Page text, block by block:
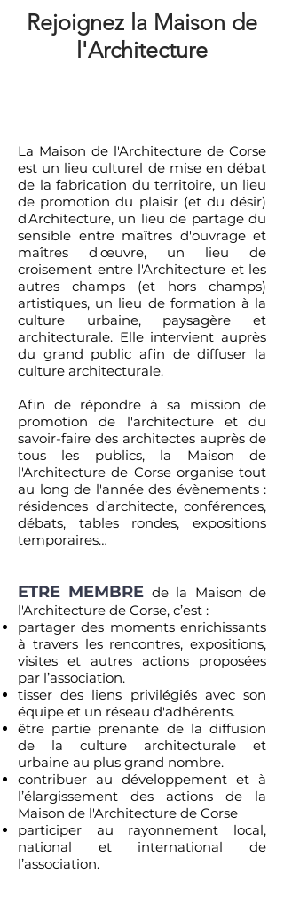
Rejoignez la Maison de
l'Architecture
La Maison de l'Architecture de Corse
est un lieu culturel de mise en débat
de la fabrication du territoire, un lieu
de promotion du plaisir (et du désir)
d'Architecture, un lieu de partage du
sensible entre maîtres d'ouvrage et
maîtres d'œuvre, un lieu de
croisement entre l'Architecture et les
autres champs (et hors champs)
artistiques, un lieu de formation à la
culture urbaine, paysagère et
architecturale. Elle intervient auprès
du grand public afin de diffuser la
culture architecturale.
Afin de répondre à sa mission de
promotion de l'architecture et du
savoir-faire des architectes auprès de
tous les publics, la Maison de
l'Architecture de Corse organise tout
au long de l'année des évènements :
résidences d’architecte, conférences,
débats, tables rondes, expositions
temporaires…
ETRE MEMBRE de la Maison de
l'Architecture de Corse, c’est :
partager des moments enrichissants
à travers les rencontres, expositions,
visites et autres actions proposées
par l’association.
tisser des liens privilégiés avec son
équipe et un réseau d'adhérents.
être partie prenante de la diffusion
de la culture architecturale et
urbaine au plus grand nombre.
contribuer au développement et à
l’élargissement des actions de la
Maison de l'Architecture de Corse
participer au rayonnement local,
national et international de
l’association.